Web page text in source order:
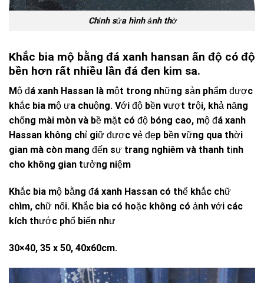
Chỉnh sửa hình ảnh thờ
Khắc bia mộ bằng đá xanh hansan ấn độ có độ
bền hơn rất nhiều lần đá đen kim sa.
Mộ đá xanh Hassan là một trong những sản phẩm được
khắc bia mộ ưa chuộng. Với độ bền vượt trội, khả năng
chống mài mòn và bề mặt có độ bóng cao, mộ đá xanh
Hassan không chỉ giữ được vẻ đẹp bền vững qua thời
gian mà còn mang đến sự trang nghiêm và thanh tịnh
cho không gian tưởng niệm
Khắc bia mộ bằng đá xanh Hassan có thể khắc chữ
chìm, chữ nổi. Khắc bia có hoặc không có ảnh với các
kích thước phổ biến như
30×40, 35 x 50, 40x60cm.